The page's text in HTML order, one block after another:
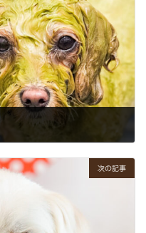
次の記事